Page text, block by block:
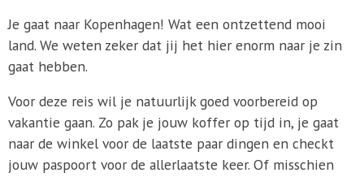
Je gaat naar Kopenhagen! Wat een ontzettend mooi
land. We weten zeker dat jij het hier enorm naar je zin
gaat hebben.
Voor deze reis wil je natuurlijk goed voorbereid op
vakantie gaan. Zo pak je jouw koffer op tijd in, je gaat
naar de winkel voor de laatste paar dingen en checkt
jouw paspoort voor de allerlaatste keer. Of misschien